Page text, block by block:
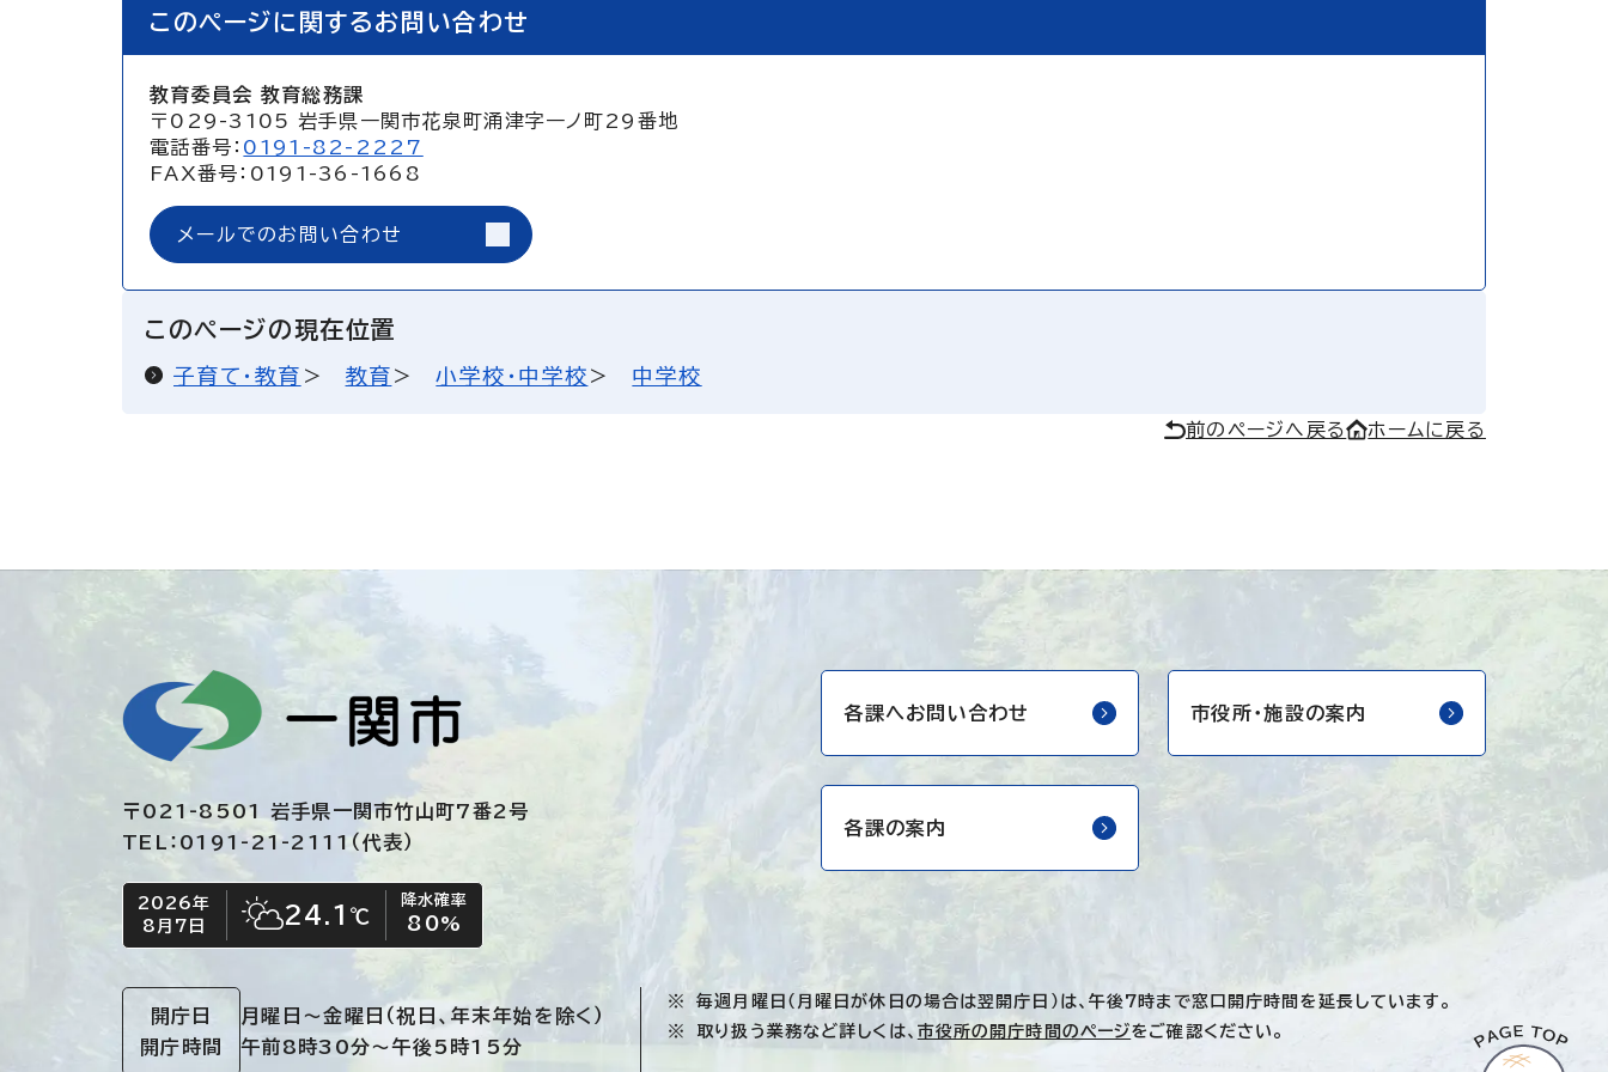
このページに関するお問い合わせ
教育委員会 教育総務課
〒029-3105 岩手県一関市花泉町涌津字一ノ町29番地
電話番号： 0191-82-2227
FAX番号：0191-36-1668
メールでのお問い合わせ
このページの現在位置
子育て・教育 教育 小学校・中学校 中学校
前のページへ戻る ホームに戻る
〒021-8501 岩手県一関市竹山町7番2号
TEL：0191-21-2111（代表）
今日の日付
2026年
8月7日
今日の天気
晴れ時々くもり
24.1℃
降水確率
80%
各課へお問い合わせ 市役所・施設の案内
各課の案内
開庁日
開庁時間
月曜日～金曜日 （祝日、年末年始を除く）
午前8時30分～午後5時15分
毎週月曜日（月曜日が休日の場合は翌開庁日）は、午後7時まで窓口開庁時間を延長しています。
取り扱う業務など詳しくは、 市役所の開庁時間のページをご確認ください。